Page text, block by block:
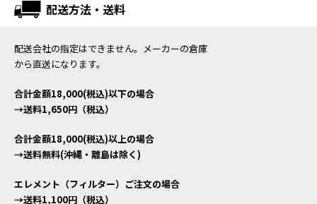
配送方法・送料
配送会社の指定はできません。メーカーの倉庫
から直送になります。
合計金額18,000(税込)以下の場合
→送料1,650円（税込）
合計金額18,000(税込)以上の場合
→送料無料(沖縄・離島は除く)
エレメント（フィルター）ご注文の場合
→送料1,100円（税込）